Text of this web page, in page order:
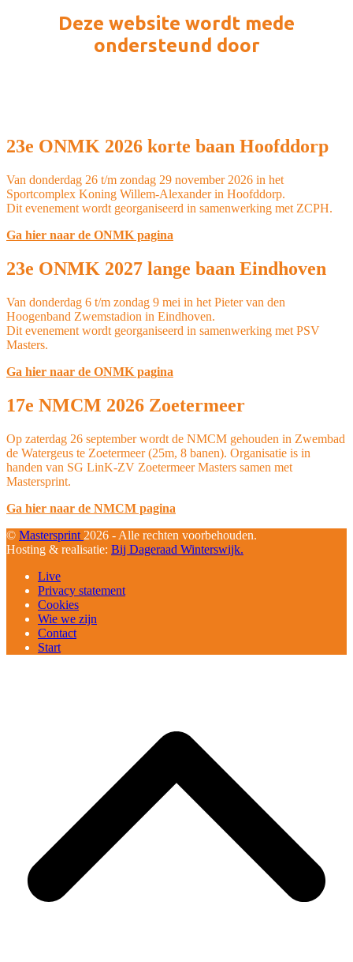
Deze website wordt mede
ondersteund door
23e ONMK 2026 korte baan Hoofddorp
Van donderdag 26 t/m zondag 29 november 2026 in het
Sportcomplex Koning Willem-Alexander in Hoofddorp.
Dit evenement wordt georganiseerd in samenwerking met ZCPH.
Ga hier naar de ONMK pagina
23e ONMK 2027 lange baan Eindhoven
Van donderdag 6 t/m zondag 9 mei in het Pieter van den
Hoogenband Zwemstadion in Eindhoven.
Dit evenement wordt georganiseerd in samenwerking met PSV
Masters.
Ga hier naar de ONMK pagina
17e NMCM 2026 Zoetermeer
Op zaterdag 26 september wordt de NMCM gehouden in Zwembad
de Watergeus te Zoetermeer (25m, 8 banen). Organisatie is in
handen van SG LinK-ZV Zoetermeer Masters samen met
Mastersprint.
Ga hier naar de NMCM pagina
© Mastersprint 2026 - Alle rechten voorbehouden.
Hosting & realisatie: Bij Dageraad Winterswijk.
Live
Privacy statement
Cookies
Wie we zijn
Contact
Start